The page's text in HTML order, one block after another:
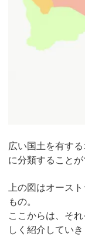
広い国土を有す
に分類することが
上の図はオース
もの。
ここからは、そ
しく紹介していき